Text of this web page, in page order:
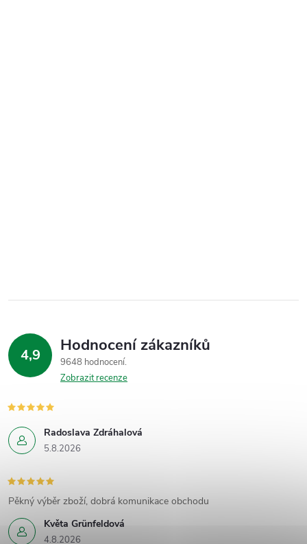
4,9 Hodnocení zákazníků
9648 hodnocení
Zobrazit recenze
Radoslava Zdráhalová
5.8.2026
Květa Grünfeldová
4.8.2026
Pěkný výběr zboží, dobrá komunikace obchodu